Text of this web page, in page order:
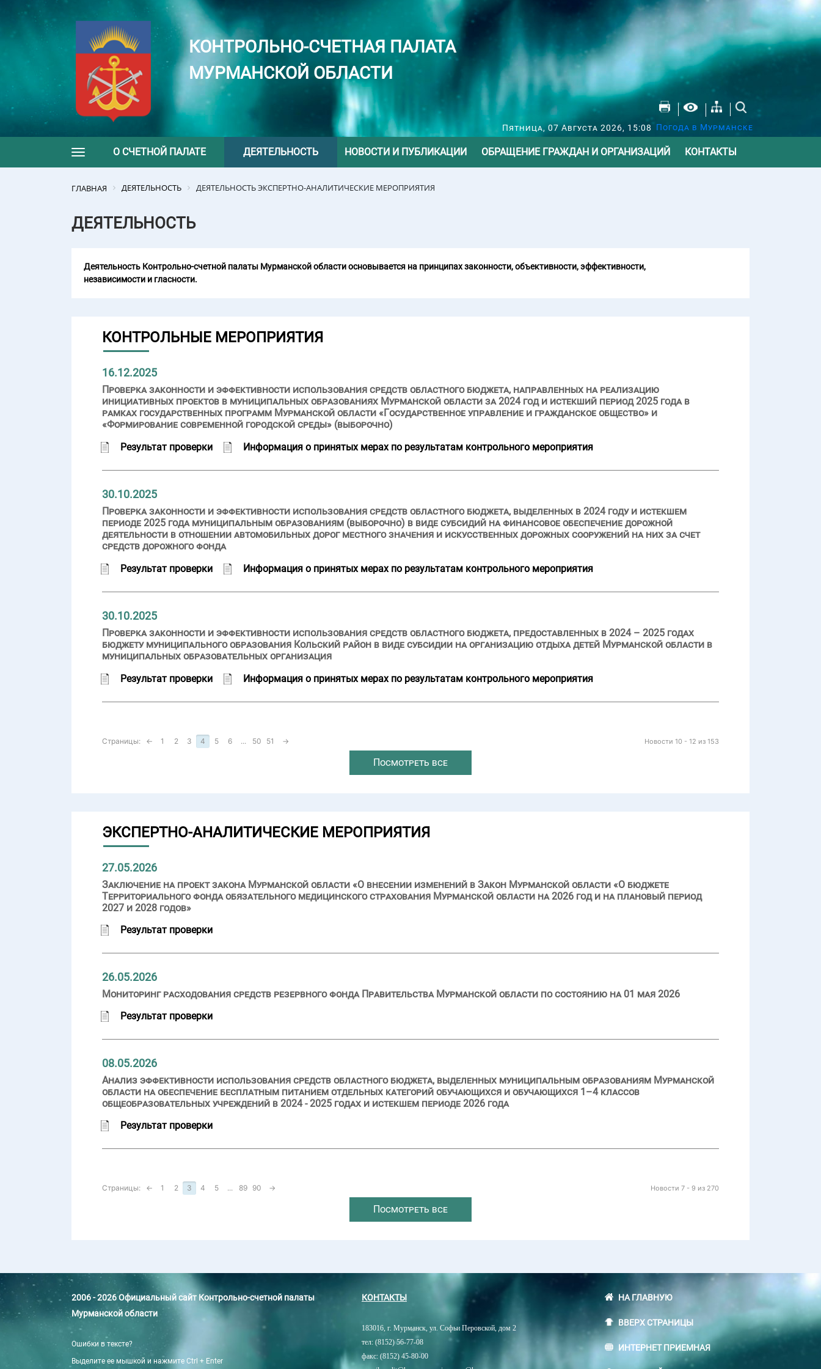
КОНТРОЛЬНО-СЧЕТНАЯ ПАЛАТА
МУРМАНСКОЙ ОБЛАСТИ
Пятница, 07 Августа 2026, 15:08 Погода в Мурманске
Toggle navigation
О СЧЕТНОЙ ПАЛАТЕ ДЕЯТЕЛЬНОСТЬ НОВОСТИ И ПУБЛИКАЦИИ ОБРАЩЕНИЕ ГРАЖДАН И ОРГАНИЗАЦИЙ КОНТАКТЫ
ГЛАВНАЯ ДЕЯТЕЛЬНОСТЬ ДЕЯТЕЛЬНОСТЬ ЭКСПЕРТНО-АНАЛИТИЧЕСКИЕ МЕРОПРИЯТИЯ
ДЕЯТЕЛЬНОСТЬ
Деятельность Контрольно-счетной палаты Мурманской области основывается на принципах законности, объективности, эффективности,
независимости и гласности.
КОНТРОЛЬНЫЕ МЕРОПРИЯТИЯ
16.12.2025
Проверка законности и эффективности использования средств областного бюджета, направленных на реализацию
инициативных проектов в муниципальных образованиях Мурманской области за 2024 год и истекший период 2025 года в
рамках государственных программ Мурманской области «Государственное управление и гражданское общество» и
«Формирование современной городской среды» (выборочно)
Результат проверки
Информация о принятых мерах по результатам контрольного мероприятия
30.10.2025
Проверка законности и эффективности использования средств областного бюджета, выделенных в 2024 году и истекшем
периоде 2025 года муниципальным образованиям (выборочно) в виде субсидий на финансовое обеспечение дорожной
деятельности в отношении автомобильных дорог местного значения и искусственных дорожных сооружений на них за счет
средств дорожного фонда
Результат проверки
Информация о принятых мерах по результатам контрольного мероприятия
30.10.2025
Проверка законности и эффективности использования средств областного бюджета, предоставленных в 2024 – 2025 годах
бюджету муниципального образования Кольский район в виде субсидии на организацию отдыха детей Мурманской области в
муниципальных образовательных организация
Результат проверки
Информация о принятых мерах по результатам контрольного мероприятия
Новости 10 - 12 из 153
Страницы: ← 1 2 3 4 5 6 ... 50 51 →
Посмотреть все
ЭКСПЕРТНО-АНАЛИТИЧЕСКИЕ МЕРОПРИЯТИЯ
27.05.2026
Заключение на проект закона Мурманской области «О внесении изменений в Закон Мурманской области «О бюджете
Территориального фонда обязательного медицинского страхования Мурманской области на 2026 год и на плановый период
2027 и 2028 годов»
Результат проверки
26.05.2026
Мониторинг расходования средств резервного фонда Правительства Мурманской области по состоянию на 01 мая 2026
Результат проверки
08.05.2026
Анализ эффективности использования средств областного бюджета, выделенных муниципальным образованиям Мурманской
области на обеспечение бесплатным питанием отдельных категорий обучающихся и обучающихся 1–4 классов
общеобразовательных учреждений в 2024 - 2025 годах и истекшем периоде 2026 года
Результат проверки
Новости 7 - 9 из 270
Страницы: ← 1 2 3 4 5 ... 89 90 →
Посмотреть все
2006 - 2026 Официальный сайт Контрольно-счетной палаты
Мурманской области
Ошибки в тексте?
Выделите ее мышкой и нажмите Ctrl + Enter
КОНТАКТЫ
183016, г. Мурманск, ул. Софьи Перовской, дом 2
тел: (8152) 56-77-08
факс: (8152) 45-80-00
НА ГЛАВНУЮ
ВВЕРХ СТРАНИЦЫ
ИНТЕРНЕТ ПРИЕМНАЯ